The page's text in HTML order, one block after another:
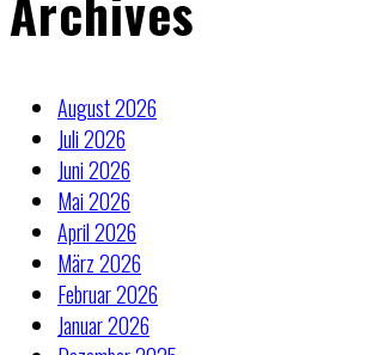
August 2026
Juli 2026
Juni 2026
Mai 2026
April 2026
März 2026
Februar 2026
Januar 2026